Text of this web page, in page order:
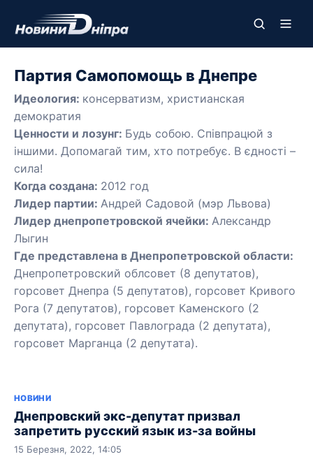
Партия Самопомощь в Днепре
Идеология: консерватизм, христианская
демократия
Ценности и лозунг: Будь собою. Співпрацюй з
іншими. Допомагай тим, хто потребує. В єдності –
сила!
Когда создана: 2012 год
Лидер партии: Андрей Садовой (мэр Львова)
Лидер днепропетровской ячейки: Александр
Лыгин
Где представлена в Днепропетровской области:
Днепропетровский облсовет (8 депутатов),
горсовет Днепра (5 депутатов), горсовет Кривого
Рога (7 депутатов), горсовет Каменского (2
депутата), горсовет Павлограда (2 депутата),
горсовет Марганца (2 депутата).
НОВИНИ
Днепровский экс-депутат призвал
запретить русский язык из-за войны
15 Березня, 2022, 14:05